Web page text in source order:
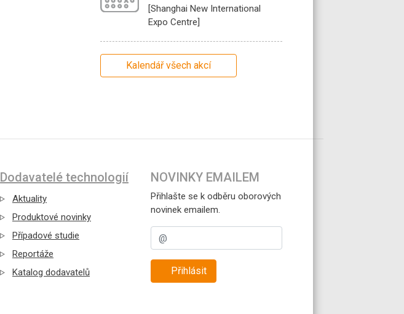
[Shanghai New International
Expo Centre]
Kalendář všech akcí
Dodavatelé technologií
Aktuality
Produktové novinky
Případové studie
Reportáže
Katalog dodavatelů
NOVINKY EMAILEM
Přihlašte se k odběru oborových
novinek emailem.
Přihlásit